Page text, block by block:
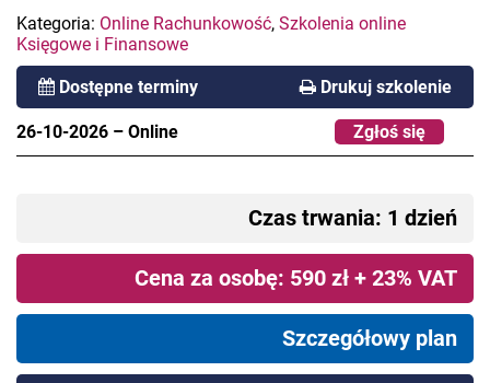
Kategoria: Online Rachunkowość, Szkolenia online
Księgowe i Finansowe
Dostępne terminy Drukuj szkolenie
26-10-2026 – Online Zgłoś się
Czas trwania: 1 dzień
Cena za osobę: 590 zł + 23% VAT
Szczegółowy plan